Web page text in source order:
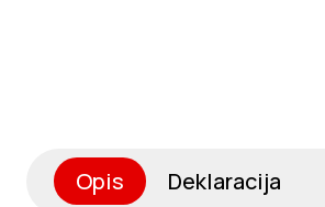
Opis Deklaracija